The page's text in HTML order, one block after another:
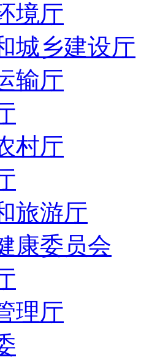
境厅
城乡建设厅
输厅
村厅
旅游厅
康委员会
理厅